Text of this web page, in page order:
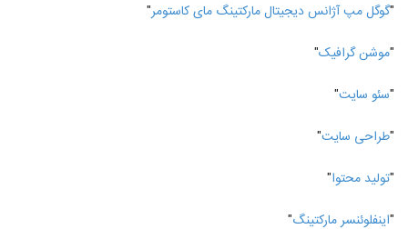
"گوگل مپ آژانس دیجیتال مارکتینگ مای کاستومر"
"موشن گرافیک"
"سئو سایت"
"طراحی سایت"
"تولید محتوا"
"اینفلوئنسر مارکتینگ"